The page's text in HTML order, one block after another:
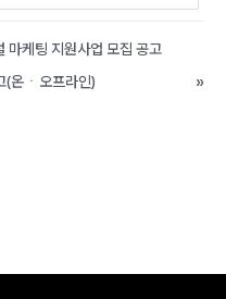
케팅 지원사업 모집 공고
(온ㆍ오프라인)
»